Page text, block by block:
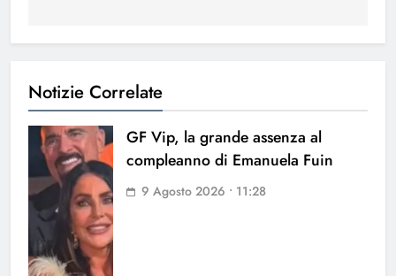
Notizie Correlate
GF Vip, la grande assenza al
compleanno di Emanuela Fuin
9 Agosto 2026 • 11:28